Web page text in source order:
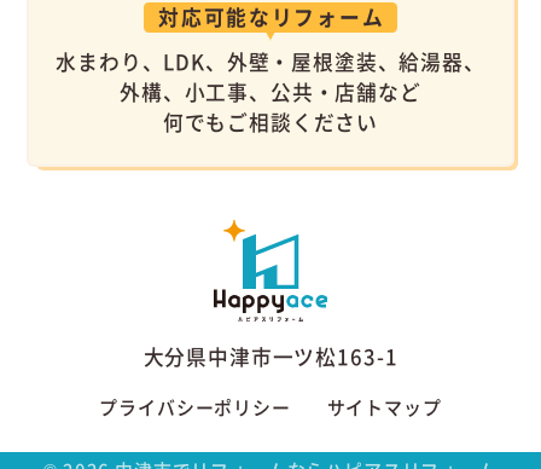
対応可能なリフォーム
水まわり、LDK、外壁・屋根塗装、給湯器、
外構、小工事、公共・店舗など
何でもご相談ください
大分県中津市一ツ松163-1
プライバシーポリシー サイトマップ